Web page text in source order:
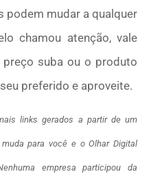
podem mudar a qualquer
chamou atenção, vale
suba ou o produto
preferido e aproveite.
links gerados a partir de um
para você e o Olhar Digital
empresa participou da